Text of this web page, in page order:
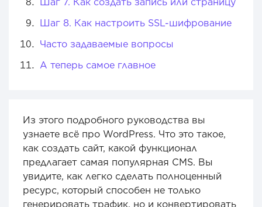
Шаг 8. Как настроить SSL-шифрование
Часто задаваемые вопросы
А теперь самое главное
Из этого подробного руководства вы
узнаете всё про WordPress. Что это такое,
как создать сайт, какой функционал
предлагает самая популярная CMS. Вы
увидите, как легко сделать полноценный
ресурс, который способен не только
генерировать трафик, но и конвертировать